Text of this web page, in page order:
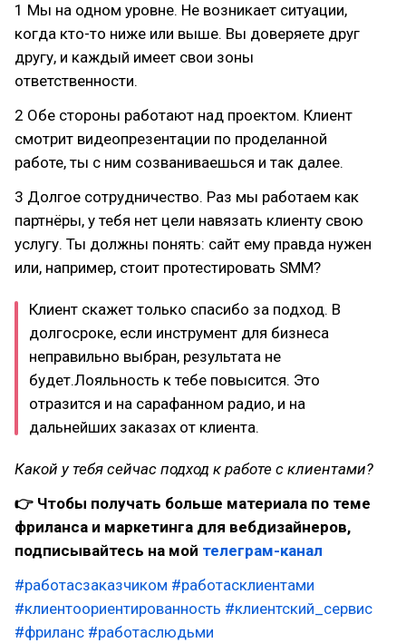
1 Мы на одном уровне. Не возникает ситуации,
когда кто-то ниже или выше. Вы доверяете друг
другу, и каждый имеет свои зоны
ответственности.
2 Обе стороны работают над проектом. Клиент
смотрит видеопрезентации по проделанной
работе, ты с ним созваниваешься и так далее.
3 Долгое сотрудничество. Раз мы работаем как
партнёры, у тебя нет цели навязать клиенту свою
услугу. Ты должны понять: сайт ему правда нужен
или, например, стоит протестировать SMM?
Клиент скажет только спасибо за подход. В
долгосроке, если инструмент для бизнеса
неправильно выбран, результата не
будет.Лояльность к тебе повысится. Это
отразится и на сарафанном радио, и на
дальнейших заказах от клиента.
Какой у тебя сейчас подход к работе с клиентами?
👉 Чтобы получать больше материала по теме
фриланса и маркетинга для вебдизайнеров,
подписывайтесь на мой телеграм-канал
#работасзаказчиком #работасклиентами
#клиентоориентированность #клиентский_сервис
#фриланс #работаслюдьми